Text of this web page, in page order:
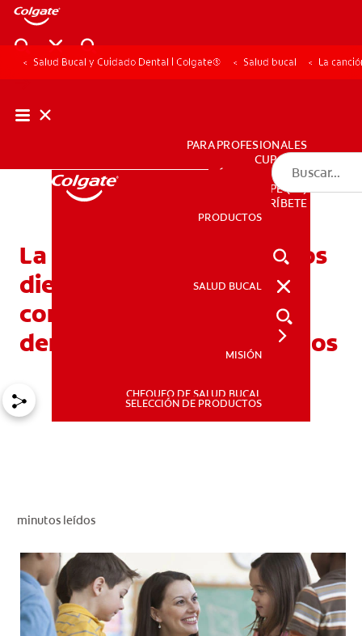
PRODUCTOS
CUPONES
DÓNDE COMPRAR
PARA PROFESIONALES
CUPONES
DÓNDE COMPRAR
PE (ES)
SUSCRÍBETE
PRODUCTOS
SALUD BUCAL
MISIÓN
CHEQUEO DE SALUD BUCAL
SELECCIÓN DE PRODUCTOS
Salud Bucal y Cuidado Dental | Colgate® Salud bucal La
La canción para lavarse los
dientes de Elmo y otros
consejos de cepillado
dental para niños pequeños
minutos leídos